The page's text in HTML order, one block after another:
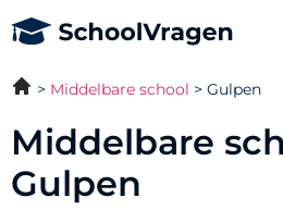
Middelbare school Gulpen
Middelbare
Gulpen